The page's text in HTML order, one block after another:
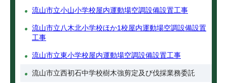
流山市立小山小学校屋内運動場空調設備設置工事
流山市立八木北小学校ほか1校屋内運動場空調設備設置
工事
流山市立東小学校屋内運動場空調設備設置工事
流山市立西初石中学校樹木強剪定及び伐採業務委託